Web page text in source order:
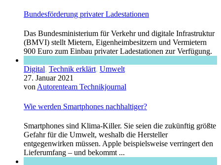
Bundesförderung privater Ladestationen
Das Bundesministerium für Verkehr und digitale Infrastruktur
(BMVI) stellt Mietern, Eigenheimbesitzern und Vermietern
900 Euro zum Einbau privater Ladestationen zur Verfügung.
Digital, Technik erklärt, Umwelt
27. Januar 2021
vonAutorenteam Technikjournal
Wie werden Smartphones nachhaltiger?
Smartphones sind Klima-Killer. Sie seien die zukünftig größte
Gefahr für die Umwelt, weshalb die Hersteller
entgegenwirken müssen. Apple beispielsweise verringert den
Lieferumfang – und bekommt ...